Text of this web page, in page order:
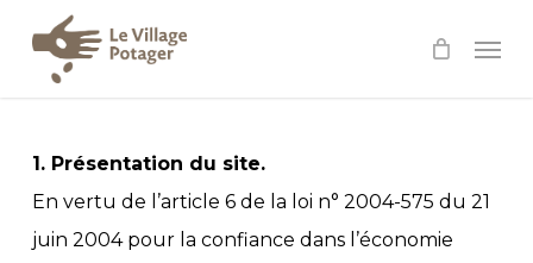
1. Présentation du site.
En vertu de l’article 6 de la loi n° 2004-575 du 21
juin 2004 pour la confiance dans l’économie